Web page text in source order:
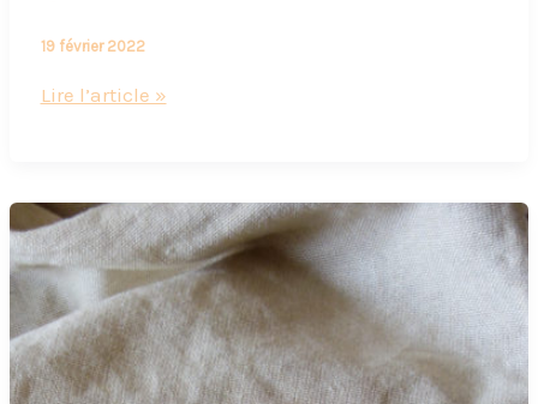
19 février 2022
Où
bonne
forêt
noire
à
Lyon
?
Lire l’article »